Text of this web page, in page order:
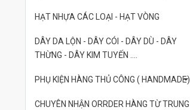
HẠT NHỰA CÁC LOẠI - HẠT VÒNG
DÂY DA LỘN - DÂY CÓI - DÂY DÙ - DÂY
THỪNG - DÂY KIM TUYẾN ....
PHỤ KIỆN HÀNG THỦ CÔNG ( HANDMADE)
CHUYÊN NHẬN ORRDER HÀNG TỪ TRUNG